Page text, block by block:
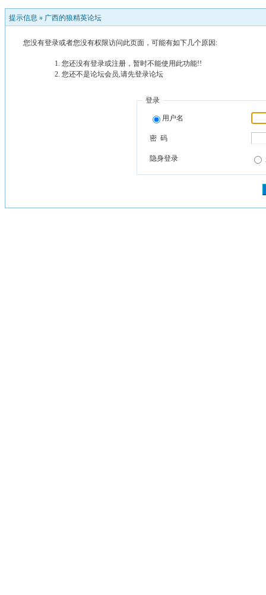
提示信息 » 广西的狼精英论坛
您没有登录或者您没有权限访问此页面，可能有如下几个原因:
您还没有登录或注册，暂时不能使用此功能!!
您还不是论坛会员,请先登录论坛
登录
用户名
密 码
隐身登录